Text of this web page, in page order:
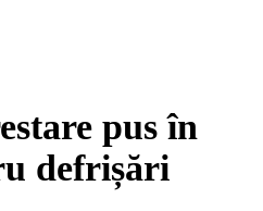
pus în
defrișări